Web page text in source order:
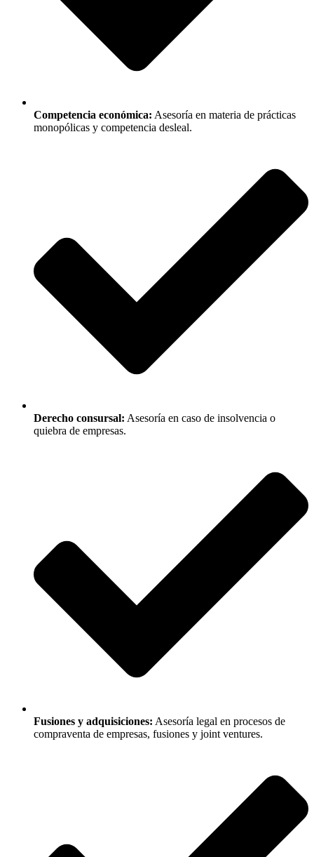
Competencia económica: Asesoría en materia de prácticas
monopólicas y competencia desleal.
Derecho consursal: Asesoría en caso de insolvencia o
quiebra de empresas.
Fusiones y adquisiciones: Asesoría legal en procesos de
compraventa de empresas, fusiones y joint ventures.